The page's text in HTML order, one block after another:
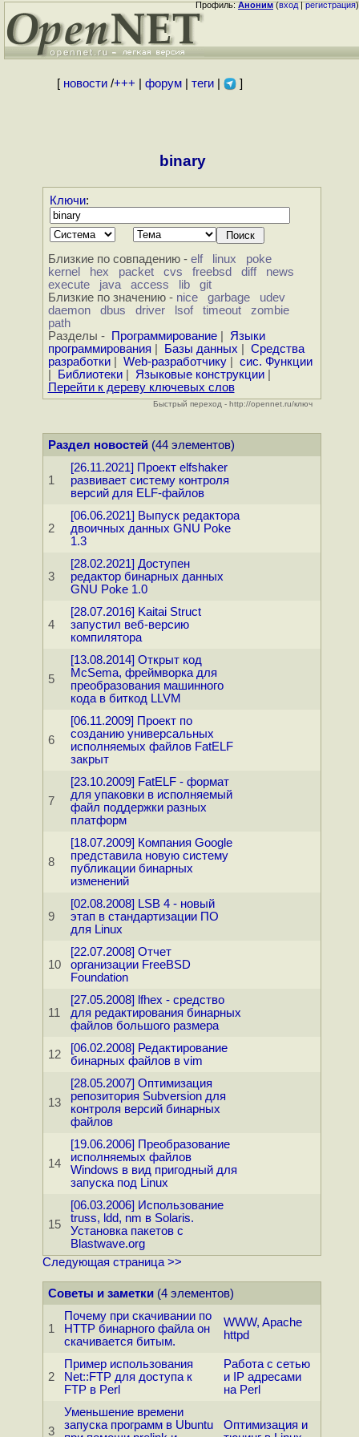
Профиль:Аноним(вход|регистрация)
[ новости/+++ форум| теги| ]
binary
Ключи:
Близкие по совпадению - elf linux
poke
kernel
hex packet cvs freebsd diff
news
execute
java access lib
git
Близкие по значению - nice garbage
udev
daemon
dbus driver lsof timeout
zombie
path
Разделы -
Программирование| Языки
программирования
Базы данных
Средства
разработки| Web-разработчику| сис. Функции
Библиотеки| Языковые конструкции|
Перейти к дереву ключевых слов
Быстрый переход - http://opennet.ru/ключ
Раздел новостей(44 элементов)
1
[26.11.2021] Проект elfshaker
развивает систему контроля
версий для ELF-файлов
2
[06.06.2021] Выпуск редактора
двоичных данных GNU Poke
1.3
3
[28.02.2021] Доступен
редактор бинарных данных
GNU Poke 1.0
4
[28.07.2016] Kaitai Struct
запустил веб-версию
компилятора
5
[13.08.2014] Открыт код
McSema, фреймворка для
преобразования машинного
кода в биткод LLVM
6
[06.11.2009] Проект по
созданию универсальных
исполняемых файлов FatELF
закрыт
7
[23.10.2009] FatELF - формат
для упаковки в исполняемый
файл поддержки разных
платформ
8
[18.07.2009] Компания Google
представила новую систему
публикации бинарных
изменений
9
[02.08.2008] LSB 4 - новый
этап в стандартизации ПО
для Linux
10
[22.07.2008] Отчет
организации FreeBSD
Foundation
11
[27.05.2008] lfhex - средство
для редактирования бинарных
файлов большого размера
12
[06.02.2008] Редактирование
бинарных файлов в vim
13
[28.05.2007] Оптимизация
репозитория Subversion для
контроля версий бинарных
файлов
14
[19.06.2006] Преобразование
исполняемых файлов
Windows в вид пригодный для
запуска под Linux
15
[06.03.2006] Использование
truss, ldd, nm в Solaris.
Установка пакетов с
Blastwave.org
Следующая страница >>
Советы и заметки(4 элементов)
1
Почему при скачивании по
HTTP бинарного файла он
скачивается битым.
WWW, Apache
httpd
2
Пример использования
Net::FTP для доступа к
FTP в Perl
Работа с сетью
и IP адресами
на Perl
3
Уменьшение времени
запуска программ в Ubuntu
Оптимизация и